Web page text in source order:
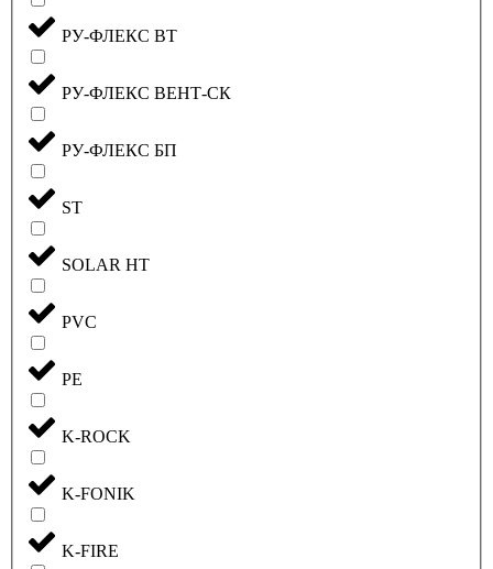
РУ-ФЛЕКС ВТ
РУ-ФЛЕКС ВЕНТ-СК
РУ-ФЛЕКС БП
ST
SOLAR HT
PVC
PE
K-ROCK
K-FONIK
K-FIRE